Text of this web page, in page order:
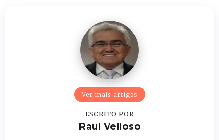
Ver mais artigos
ESCRITO POR
Raul Velloso